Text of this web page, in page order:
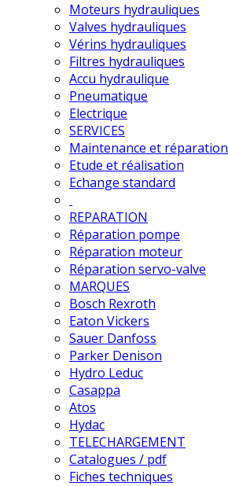
Moteurs hydrauliques
Valves hydrauliques
Vérins hydrauliques
Filtres hydrauliques
Accu hydraulique
Pneumatique
Electrique
SERVICES
Maintenance et réparation
Etude et réalisation
Echange standard
REPARATION
Réparation pompe
Réparation moteur
Réparation servo-valve
MARQUES
Bosch Rexroth
Eaton Vickers
Sauer Danfoss
Parker Denison
Hydro Leduc
Casappa
Atos
Hydac
TELECHARGEMENT
Catalogues / pdf
Fiches techniques